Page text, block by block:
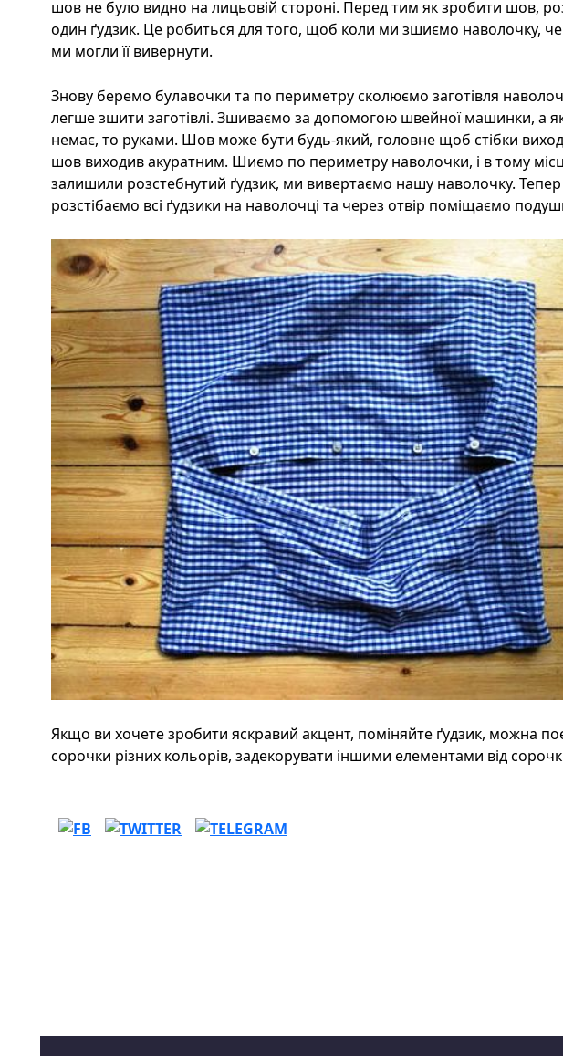
шов не було видно на лицьовій стороні. Перед тим як зробити шов,
один ґудзик. Це робиться для того, щоб коли ми зшиємо наволочку,
ми могли її вивернути.
Знову беремо булавочки та по периметру сколюємо заготівля
легше зшити заготівлі. Зшиваємо за допомогою швейної машинки, а
немає, то руками. Шов може бути будь-який, головне щоб стібки
шов виходив акуратним. Шиємо по периметру наволочки, і в тому
залишили розстебнутий ґудзик, ми вивертаємо нашу наволочку.
розстібаємо всі ґудзики на наволочці та через отвір поміщаємо
Якщо ви хочете зробити яскравий акцент, поміняйте ґудзик, можна
сорочки різних кольорів, задекорувати іншими елементами від